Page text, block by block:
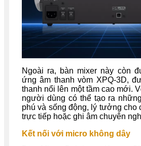
Ngoài ra, bàn mixer này còn
ứng âm thanh vòm XPQ-3D,
thanh nổi lên một tầm cao mới.
người dùng có thể tạo ra
phú và sống động, lý tưởng cho
trực tiếp hoặc ghi âm chuyên
Kết nối với micro không dây